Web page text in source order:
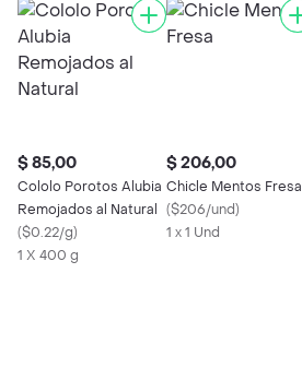
$ 85,00
Cololo Porotos Alubia
Remojados al Natural
($0.22/g)
1 X 400 g
$ 206,00
Chicle Mentos Fresa
($206/und)
1 x 1 Und